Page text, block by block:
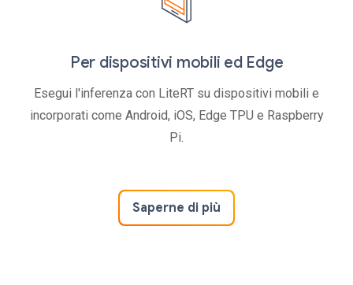
Per dispositivi mobili ed Edge
Esegui l'inferenza con LiteRT su dispositivi mobili e
incorporati come Android, iOS, Edge TPU e Raspberry
Pi.
Saperne di più